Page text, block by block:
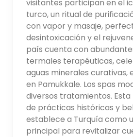
visitantes participan en el
turco, un ritual de
con vapor y masaje,
desintoxicación y el
país cuenta con
termales terapéuticas,
aguas minerales curativas,
en Pamukkale. Los spas
diversos tratamientos.
de prácticas históricas y
establece a Turquía como
principal para revitalizar